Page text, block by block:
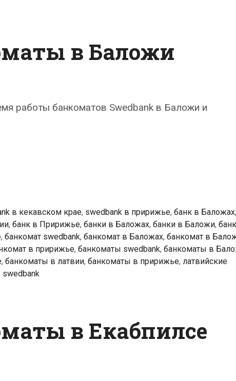
в Баложи
работы банкоматов Swedbank в Баложи и
в кекавском крае, swedbank в пририжье, банк в Баложах,
, банк в Пририжье, банки в Баложах, банки в Баложи,
, банкомат swedbank, банкомат в Баложах, банкомат в
в пририжье, банкоматы swedbank, банкоматы в
, банкоматы в латвии, банкоматы в пририжье, латвийские
в Екабпилсе